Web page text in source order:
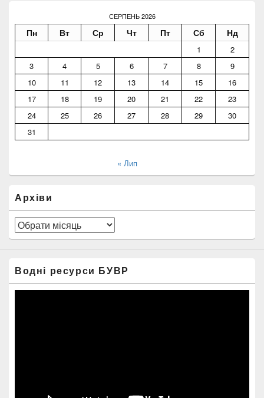
СЕРПЕНЬ 2026
Пн Вт Ср Чт Пт Сб Нд
1
2
3
4 5 6 7 8
9
10
11 12 13 14 15
16
17
18 19 20 21 22
23
24
25 26 27 28 29
30
31
« Лип
Архіви
Архіви
Водні ресурси БУВР